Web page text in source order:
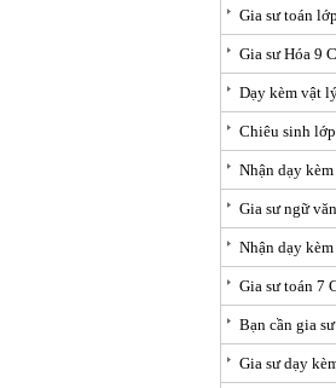
Gia sư toán
Gia sư Hóa 9
Dạy kèm vật
Chiêu sinh
Nhận dạy
Gia sư ngữ
Nhận dạy
Gia sư toán 7
Bạn cần gia
Gia sư dạy